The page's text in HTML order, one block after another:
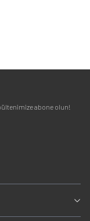
abone olun!